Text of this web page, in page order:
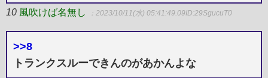
10 風吹けば名無し ：2023/10/11(水) 05:41:49.09ID:29SgucuT0
>>8
トランクスルーできんのがあかんよな